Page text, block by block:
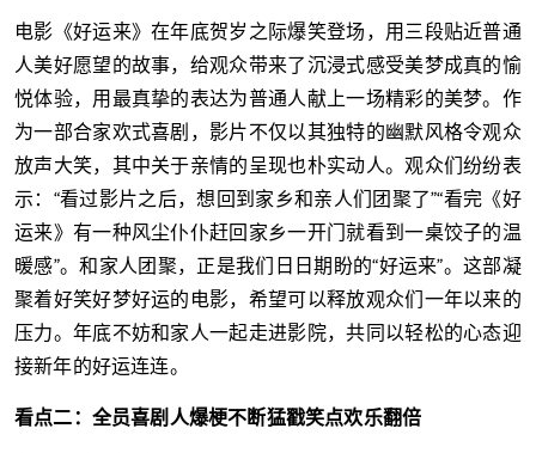
电影《好运来》在年底贺岁之际爆笑登场，用三段贴近普通
人美好愿望的故事，给观众带来了沉浸式感受美梦成真的愉
悦体验，用最真挚的表达为普通人献上一场精彩的美梦。作
为一部合家欢式喜剧，影片不仅以其独特的幽默风格令观众
放声大笑，其中关于亲情的呈现也朴实动人。观众们纷纷表
示：“看过影片之后，想回到家乡和亲人们团聚了”“看完《好
运来》有一种风尘仆仆赶回家乡一开门就看到一桌饺子的温
暖感”。和家人团聚，正是我们日日期盼的“好运来”。这部凝
聚着好笑好梦好运的电影，希望可以释放观众们一年以来的
压力。年底不妨和家人一起走进影院，共同以轻松的心态迎
接新年的好运连连。
看点二：全员喜剧人爆梗不断猛戳笑点欢乐翻倍